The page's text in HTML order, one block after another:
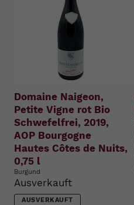
Domaine Naigeon,
Petite Vigne rot Bio
Schwefelfrei, 2019,
AOP Bourgogne
Hautes Côtes de Nuits,
0,75 l
Burgund
Ausverkauft
AUSVERKAUFT